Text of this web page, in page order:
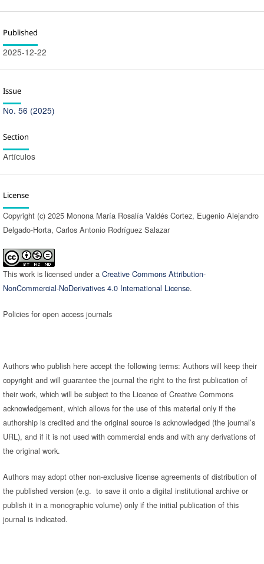
Published
2025-12-22
Issue
No. 56 (2025)
Section
Artículos
License
Copyright (c) 2025 Monona María Rosalía Valdés Cortez, Eugenio Alejandro
Delgado-Horta, Carlos Antonio Rodríguez Salazar
This work is licensed under a Creative Commons Attribution-
NonCommercial-NoDerivatives 4.0 International License.
Policies for open access journals
Authors who publish here accept the following terms: Authors will keep their
copyright and will guarantee the journal the right to the first publication of
their work, which will be subject to the Licence of Creative Commons
acknowledgement, which allows for the use of this material only if the
authorship is credited and the original source is acknowledged (the journal’s
URL), and if it is not used with commercial ends and with any derivations of
the original work.
Authors may adopt other non-exclusive license agreements of distribution of
the published version (e.g. to save it onto a digital institutional archive or
publish it in a monographic volume) only if the initial publication of this
journal is indicated.